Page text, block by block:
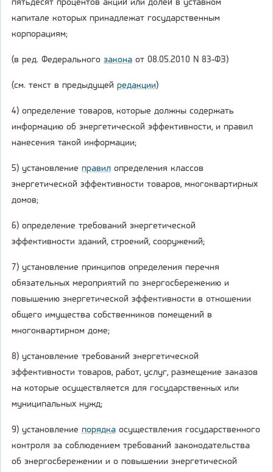
пятьдесят процентов акций или долей в уставном
капитале которых принадлежат государственным
корпорациям;
(в ред. Федерального закона от 08.05.2010 N 83-ФЗ)
(см. текст в предыдущей редакции)
4) определение товаров, которые должны содержать
информацию об энергетической эффективности, и правил
нанесения такой информации;
5) установление правил определения классов
энергетической эффективности товаров, многоквартирных
домов;
6) определение требований энергетической
эффективности зданий, строений, сооружений;
7) установление принципов определения перечня
обязательных мероприятий по энергосбережению и
повышению энергетической эффективности в отношении
общего имущества собственников помещений в
многоквартирном доме;
8) установление требований энергетической
эффективности товаров, работ, услуг, размещение заказов
на которые осуществляется для государственных или
муниципальных нужд;
9) установление порядка осуществления государственного
контроля за соблюдением требований законодательства
об энергосбережении и о повышении энергетической